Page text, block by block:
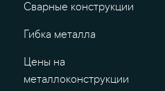
Сварные конструкции
Гибка металла
Цены на
металлоконструкции